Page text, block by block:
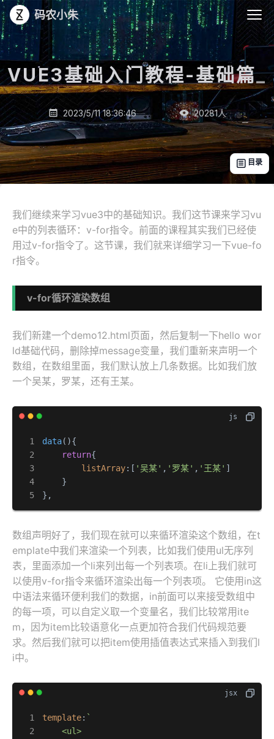
码农小朱
VUE3基础入门教程-基础篇_
 2023/5/11 18:36:46  20281人
 目录
我们继续来学习vue3中的基础知识。我们这节课来学习vu
e中的列表循环：v-for指令。前面的课程其实我们已经使
用过v-for指令了。这节课，我们就来详细学习一下vue-fo
r指令。
v-for循环渲染数组
我们新建一个demo12.html页面，然后复制一下hello wor
ld基础代码，删除掉message变量，我们重新来声明一个
数组，在数组里面，我们默认放上几条数据。比如我们放
一个吴某，罗某，还有王某。
data( ){
return{
listArray:[ '吴某' , '罗某' , '王某' ]
    }
},
数组声明好了，我们现在就可以来循环渲染这个数组，在t
emplate中我们来渲染一个列表，比如我们使用ul无序列
表，里面添加一个li来列出每一个列表项。在li上我们就可
以使用v-for指令来循环渲染出每一个列表项。 它使用in这
中语法来循环便利我们的数据，in前面可以来接受数组中
的每一项，可以自定义取一个变量名，我们比较常用ite
m，因为item比较语意化一点更加符合我们代码规范要
求。然后我们就可以把item使用插值表达式来插入到我们l
i中。
template: `
    <ul>